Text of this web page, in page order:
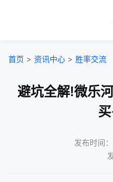
首页 > 资讯中心 > 胜率交流
避坑全解!微乐
发布时间